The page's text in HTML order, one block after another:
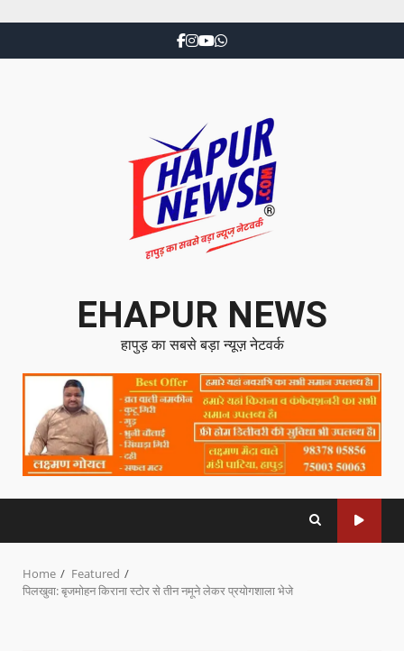
EHAPUR NEWS
हापुड़ का सबसे बड़ा न्यूज़ नेटवर्क
Home
Featured
पिलखुवा: बृजमोहन किराना स्टोर से तीन नमूने लेकर प्रयोगशाला भेजे